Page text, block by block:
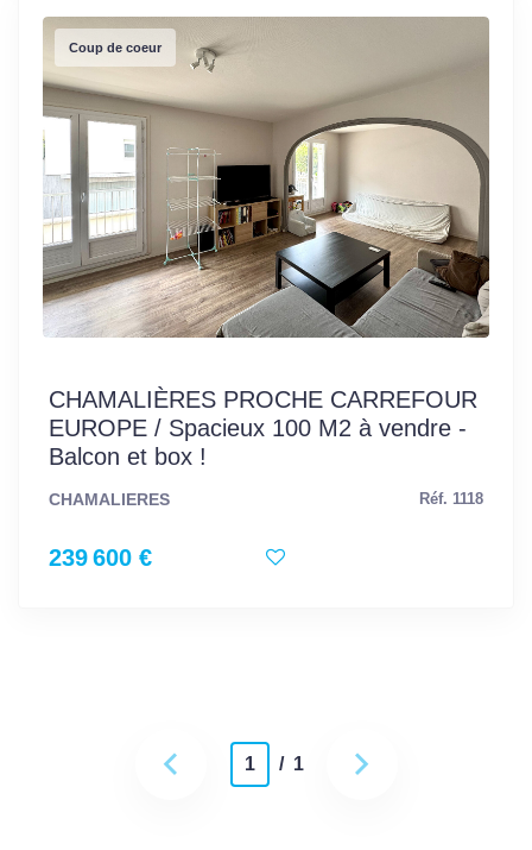
Coup de coeur
CHAMALIÈRES PROCHE CARREFOUR
EUROPE / Spacieux 100 M2 à vendre -
Balcon et box !
CHAMALIERES Réf. 1118
239 600 €
1 / 1